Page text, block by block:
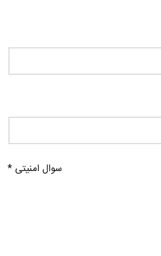
سوال امنیتی *